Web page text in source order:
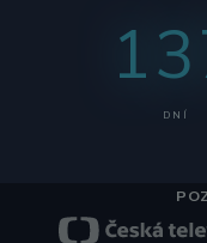
DNÍ